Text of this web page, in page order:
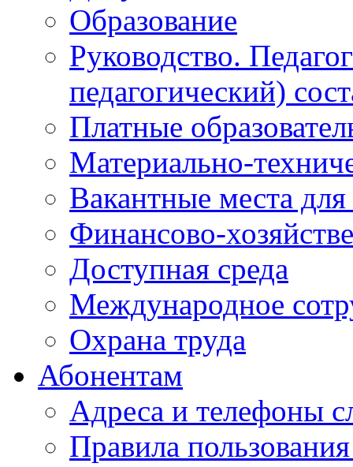
Образование
Руководство.
педагогический)
Платные
Материально-
Вакантные места
Финансово-
Доступная среда
Международное
Охрана труда
Абонентам
Адреса и телефоны
Правила